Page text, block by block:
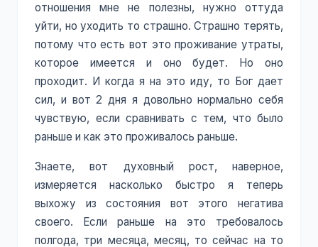
отношения мне не полезны, нужно оттуда
уйти, но уходить то страшно. Страшно терять,
потому что есть вот это проживание утраты,
которое имеется и оно будет. Но оно
проходит. И когда я на это иду, то Бог дает
сил, и вот 2 дня я довольно нормально себя
чувствую, если сравнивать с тем, что было
раньше и как это проживалось раньше.
Знаете, вот духовный рост, наверное,
измеряется насколько быстро я теперь
выхожу из состояния вот этого негатива
своего. Если раньше на это требовалось
полгода, три месяца, месяц, то сейчас на то